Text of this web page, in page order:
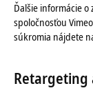
Ďalšie informácie
spoločnosťou
súkromia nájdete